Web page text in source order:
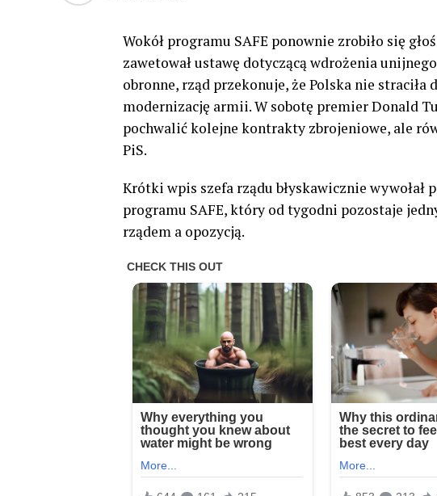
Wokół programu SAFE ponownie zrobiło się
zawetował ustawę dotyczącą wdrożenia
obronne, rząd przekonuje, że Polska nie
modernizację armii. W sobotę premier Donald
pochwalić kolejne kontrakty zbrojeniowe, ale
PiS.
Krótki wpis szefa rządu błyskawicznie
programu SAFE, który od tygodni pozostaje
rządem a opozycją.